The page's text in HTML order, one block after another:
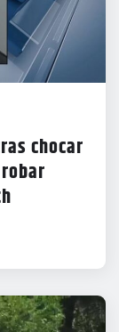
chocar